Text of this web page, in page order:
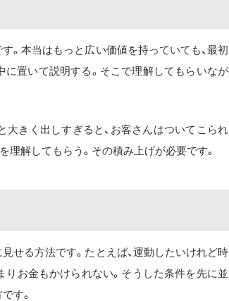
。本当はもっと広い価値を持っていても、最初
置いて説明する。そこで理解してもらいなが
大きく出しすぎると、お客さんはついてこられ
理解してもらう。その積み上げが必要です。
せる方法です。たとえば、運動したいけれど時
りお金もかけられない。そうした条件を先に並
す。